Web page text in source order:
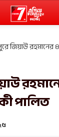
জিয়াউ রহমানের
পালিত